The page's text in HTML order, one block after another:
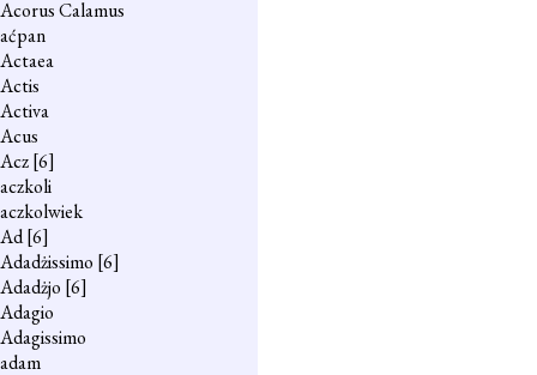
Acorus Calamus
aćpan
Actaea
Actis
Activa
Acus
Acz[6]
aczkoli
aczkolwiek
Ad[6]
Adadżissimo [6]
Adadżjo [6]
Adagio
Adagissimo
adam